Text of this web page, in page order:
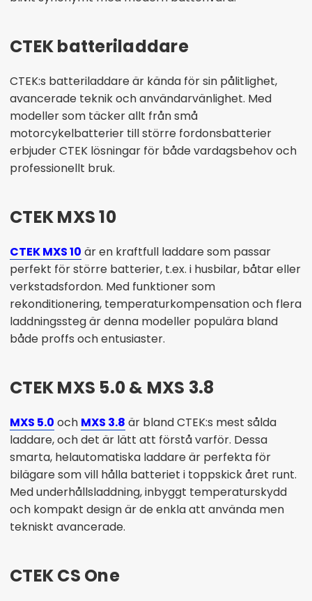
CTEK batteriladdare
CTEK:s batteriladdare är kända för sin pålitlighet,
avancerade teknik och användarvänlighet. Med
modeller som täcker allt från små
motorcykelbatterier till större fordonsbatterier
erbjuder CTEK lösningar för både vardagsbehov och
professionellt bruk.
CTEK MXS 10
CTEK MXS 10 är en kraftfull laddare som passar
perfekt för större batterier, t.ex. i husbilar, båtar eller
verkstadsfordon. Med funktioner som
rekonditionering, temperaturkompensation och flera
laddningssteg är denna modeller populära bland
både proffs och entusiaster.
CTEK MXS 5.0 & MXS 3.8
MXS 5.0 och MXS 3.8 är bland CTEK:s mest sålda
laddare, och det är lätt att förstå varför. Dessa
smarta, helautomatiska laddare är perfekta för
bilägare som vill hålla batteriet i toppskick året runt.
Med underhållsladdning, inbyggt temperaturskydd
och kompakt design är de enkla att använda men
tekniskt avancerade.
CTEK CS One